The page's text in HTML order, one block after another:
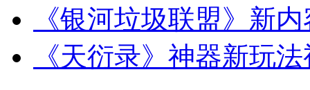
《银河垃圾联盟》新
《天衍录》神器新玩